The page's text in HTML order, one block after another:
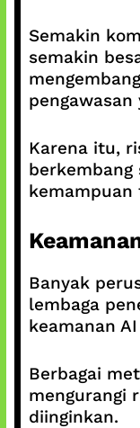
Semakin
semakin
Karena itu,
berkembang
Banyak
lembaga
keamanan
Berbagai
mengurangi
diinginkan.